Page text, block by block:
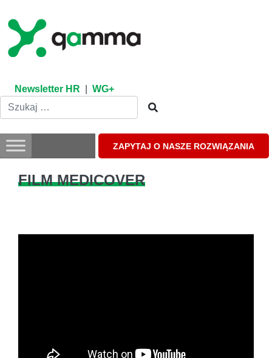
content
Newsletter HR WG+
ZAPYTAJ O NASZE ROZWIĄZANIA
FILM MEDICOVER